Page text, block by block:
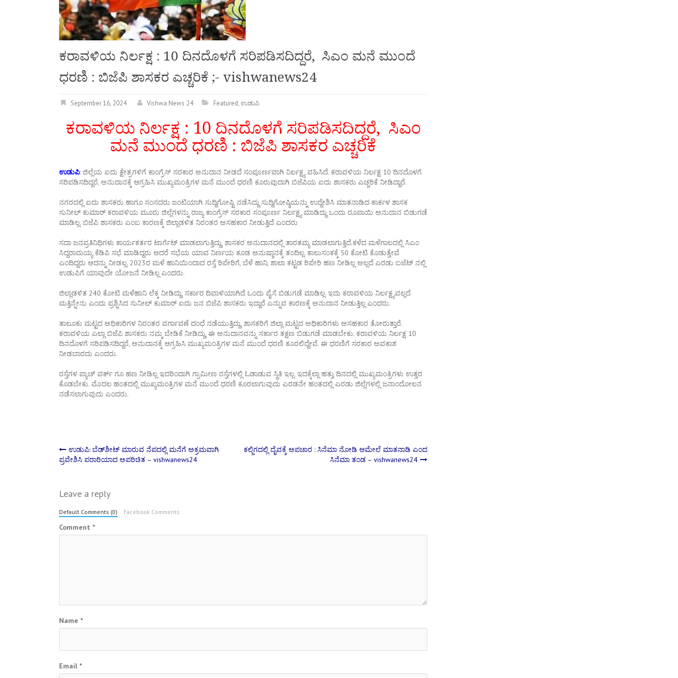
ಕರಾವಳಿಯ ನಿರ್ಲಕ್ಷ : 10 ದಿನದೊಳಗೆ ಸರಿಪಡಿಸದಿದ್ದರೆ, ಸಿಎಂ ಮನೆ ಮುಂದೆ
ಧರಣಿ : ಬಿಜೆಪಿ ಶಾಸಕರ ಎಚ್ಚರಿಕೆ ;- vishwanews24
September 16, 2024 Vishwa News 24 Featured,ಉಡುಪಿ
ಕರಾವಳಿಯ ನಿರ್ಲಕ್ಷ : 10 ದಿನದೊಳಗೆ ಸರಿಪಡಿಸದಿದ್ದರೆ, ಸಿಎಂ
ಮನೆ ಮುಂದೆ ಧರಣಿ : ಬಿಜೆಪಿ ಶಾಸಕರ ಎಚ್ಚರಿಕೆ
ಉಡುಪಿ: ಜಿಲ್ಲೆಯ ಐದು ಕ್ಷೇತ್ರಗಳಿಗೆ ಕಾಂಗ್ರೆಸ್ ಸರಕಾರ ಅನುದಾನ ನೀಡದೆ ಸಂಪೂರ್ಣವಾಗಿ ನಿರ್ಲಕ್ಷ್ಯ ವಹಿಸಿದೆ. ಕರಾವಳಿಯ ನಿರ್ಲಕ್ಷ 10 ದಿನದೊಳಗೆ
ಸರಿಪಡಿಸದಿದ್ದರೆ, ಅನುದಾನಕ್ಕೆ ಆಗ್ರಹಿಸಿ ಮುಖ್ಯಮಂತ್ರಿಗಳ ಮನೆ ಮುಂದೆ ಧರಣಿ ಕೂರುವುದಾಗಿ ಬಿಜೆಪಿಯ ಐದು ಶಾಸಕರು ಎಚ್ಚರಿಕೆ ನೀಡಿದ್ದಾರೆ.
ನಗರದಲ್ಲಿ ಐದು ಶಾಸಕರು ಹಾಗೂ ಸಂಸದರು ಜಂಟಿಯಾಗಿ ಸುದ್ದಿಗೋಷ್ಟಿ ನಡೆಸಿದ್ದು ಸುದ್ದಿಗೋಷ್ಠಿಯನ್ನು ಉದ್ದೇಶಿಸಿ ಮಾತನಾಡಿದ ಕಾರ್ಕಳ ಶಾಸಕ
ಸುನೀಲ್ ಕುಮಾರ್ ಕರಾವಳಿಯ ಮೂರು ಜಿಲ್ಲೆಗಳನ್ನು ರಾಜ್ಯ ಕಾಂಗ್ರೆಸ್ ಸರಕಾರ ಸಂಪೂರ್ಣ ನಿರ್ಲಕ್ಷ್ಯ ಮಾಡಿದ್ದು ಒಂದು ರೂಪಾಯಿ ಅನುದಾನ ಬಿಡುಗಡೆ
ಮಾಡಿಲ್ಲ. ಬಿಜೆಪಿ ಶಾಸಕರು ಎಂಬ ಕಾರಣಕ್ಕೆ ಜಿಲ್ಲಾಡಳಿತ ನಿರಂತರ ಅಸಹಕಾರ ನೀಡುತ್ತಿದೆ ಎಂದರು
ಸದಾ ಜನಪ್ರತಿನಿಧಿಗಳು ಕಾರ್ಯಕರ್ತರ ಟಾರ್ಗೆಟ್ ಮಾಡಲಾಗುತ್ತಿದ್ದು, ಶಾಸಕರ ಅನುದಾನದಲ್ಲಿ ತಾರತಮ್ಯ ಮಾಡಲಾಗುತ್ತಿದೆ.ಕಳೆದ ಮಳೆಗಾಲದಲ್ಲಿ ಸಿಎಂ
ಸಿದ್ದರಾಮಯ್ಯ ಕೆಡಿಪಿ ಸಭೆ ಮಾಡಿದ್ದರು ಆದರೆ ಸಭೆಯ ಯಾವ ನಿರ್ಣಯ ಕೂಡ ಅನುಷ್ಠಾನಕ್ಕೆ ತಂದಿಲ್ಲ. ಕಾಲುಸಂಕಕ್ಕೆ 50 ಕೋಟಿ ಕೊಡುತ್ತೇವೆ
ಎಂದಿದ್ದರು ಆದನ್ನು ನೀಡಲ್ಲ. 2023ರ ಮಳೆ ಹಾನಿಯಿಂದಾದ ರಸ್ತೆ ರಿಪೇರಿಗೆ, ಬೆಳೆ ಹಾನಿ, ಶಾಲಾ ಕಟ್ಟಡ ರಿಪೇರಿ ಹಣ ನೀಡಿಲ್ಲ ಅಲ್ಲದೆ ಎರಡು ಬಜೆಟ್ ನಲ್ಲಿ
ಉಡುಪಿಗೆ ಯಾವುದೇ ಯೋಜನೆ ನೀಡಿಲ್ಲ ಎಂದರು.
ಜಿಲ್ಲಾಡಳಿತ 240 ಕೋಟಿ ಮಳೆಹಾನಿ ಲೆಕ್ಕ ನೀಡಿದ್ದು, ಸರ್ಕಾರ ದಿವಾಳಿಯಾಗಿದೆ ಒಂದು ಪೈಸೆ ಬಿಡುಗಡೆ ಮಾಡಿಲ್ಲ. ಇದು ಕರಾವಳಿಯ ನಿರ್ಲಕ್ಷ್ಯವಲ್ಲದೆ
ಮತ್ತಿನ್ನೇನು ಎಂದು ಪ್ರಶ್ನಿಸಿದ ಸುನೀಲ್ ಕುಮಾರ್ ಐದು ಜನ ಬಿಜೆಪಿ ಶಾಸಕರು ಇದ್ದಾರೆ ಎನ್ನುವ ಕಾರಣಕ್ಕೆ ಅನುದಾನ ನೀಡುತ್ತಿಲ್ಲ ಎಂದರು.
ತಾಲೂಕು ಮಟ್ಟದ ಅಧಿಕಾರಿಗಳ ನಿರಂತರ ವರ್ಗಾವಣೆ ದಂಧೆ ನಡೆಯುತ್ತಿದ್ದು, ಶಾಸಕರಿಗೆ ಜಿಲ್ಲಾ ಮಟ್ಟದ ಅಧಿಕಾರಿಗಳು ಅಸಹಕಾರ ತೋರುತ್ತಾರೆ.
ಕರಾವಳಿಯ ಎಲ್ಲಾ ಬಿಜೆಪಿ ಶಾಸಕರು ನಮ್ಮ ಬೇಡಿಕೆ ನೀಡಿದ್ದು, ಈ ಅನುದಾನವನ್ನು ಸರ್ಕಾರ ತಕ್ಷಣ ಬಿಡುಗಡೆ ಮಾಡಬೇಕು. ಕರಾವಳಿಯ ನಿರ್ಲಕ್ಷ 10
ದಿನದೊಳಗೆ ಸರಿಪಡಿಸದಿದ್ದರೆ, ಅನುದಾನಕ್ಕೆ ಆಗ್ರಹಿಸಿ ಮುಖ್ಯಮಂತ್ರಿಗಳ ಮನೆ ಮುಂದೆ ಧರಣಿ ಕೂರಲಿದ್ದೇವೆ. ಈ ಧರಣಿಗೆ ಸರಕಾರ ಅವಕಾಶ
ನೀಡಬಾರದು ಎಂದರು.
ರಸ್ತೆಗಳ ಪ್ಯಾಚ್ ವರ್ಕ್ ಗೂ ಹಣ ನೀಡಿಲ್ಲ ಇದರಿಂದಾಗಿ ಗ್ರಾಮೀಣ ರಸ್ತೆಗಳಲ್ಲಿ ಓಡಾಡುವ ಸ್ಥಿತಿ ಇಲ್ಲ. ಇದಕ್ಕೆಲ್ಲಾ ಹತ್ತು ದಿನದಲ್ಲಿ ಮುಖ್ಯಮಂತ್ರಿಗಳು ಉತ್ತರ
ಕೊಡಬೇಕು. ಮೊದಲ ಹಂತದಲ್ಲಿ ಮುಖ್ಯಮಂತ್ರಿಗಳ ಮನೆ ಮುಂದೆ ಧರಣಿ ಕೂರಲಾಗುವುದು ಎರಡನೇ ಹಂತದಲ್ಲಿ ಎರಡು ಜಿಲ್ಲೆಗಳಲ್ಲಿ ಜನಾಂದೋಲನ
ನಡೆಸಲಾಗುವುದು ಎಂದರು.
Post
ಉಡುಪಿ: ಬೆಡ್‌ಶೀಟ್ ಮಾರುವ ನೆಪದಲ್ಲಿ ಮನೆಗೆ ಅಕ್ರಮವಾಗಿ
ಪ್ರವೇಶಿಸಿ ಪರಾರಿಯಾದ ಅಪರಿಚಿತ – vishwanews24
ಕಲ್ಜಿಗದಲ್ಲಿ ದೈವಕ್ಕೆ ಅಪಚಾರ : ಸಿನೆಮಾ ನೋಡಿ ಆಮೇಲೆ ಮಾತನಾಡಿ ಎಂದ
ಸಿನೆಮಾ ತಂಡ – vishwanews24
Leave a reply
Default Comments (0) Facebook Comments
Comment *
Name *
Email *